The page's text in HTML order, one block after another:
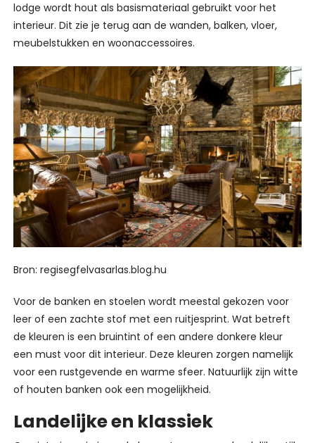
lodge wordt hout als basismateriaal gebruikt voor het
interieur. Dit zie je terug aan de wanden, balken, vloer,
meubelstukken en woonaccessoires.
Bron: regisegfelvasarlas.blog.hu
Voor de banken en stoelen wordt meestal gekozen voor
leer of een zachte stof met een ruitjesprint. Wat betreft
de kleuren is een bruintint of een andere donkere kleur
een must voor dit interieur. Deze kleuren zorgen namelijk
voor een rustgevende en warme sfeer. Natuurlijk zijn witte
of houten banken ook een mogelijkheid.
Landelijke en klassiek